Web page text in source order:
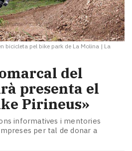
bicicleta pel bike park de La Molina | La
del
presenta el
Pirineus»
informatives i mentories
per tal de donar a